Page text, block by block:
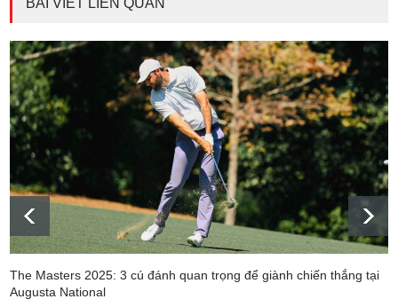
BÀI VIẾT LIÊN QUAN
The Masters 2025: 3 cú đánh quan trọng để giành chiến thắng tại
Augusta National